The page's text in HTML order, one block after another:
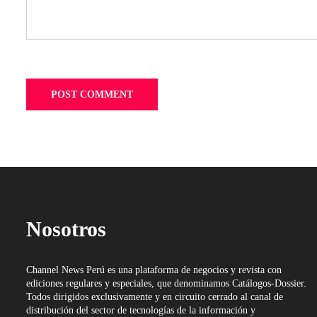
Nosotros
Channel News Perú es una plataforma de negocios y revista con
ediciones regulares y especiales, que denominamos Catálogos-Dossier.
Todos dirigidos exclusivamente y en circuito cerrado al canal de
distribución del sector de tecnologías de la información y